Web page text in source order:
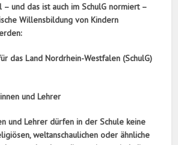
– und das ist auch im SchulG normiert –
Willensbildung von Kindern
das Land Nordrhein-Westfalen (SchulG)
und Lehrer
und Lehrer dürfen in der Schule keine
weltanschaulichen oder ähnliche